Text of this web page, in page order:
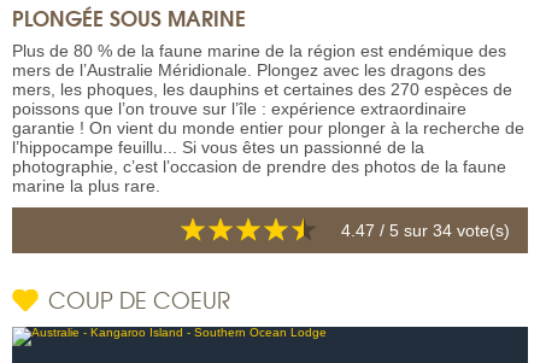
PLONGÉE SOUS MARINE
Plus de 80 % de la faune marine de la région est endémique des
mers de l’Australie Méridionale. Plongez avec les dragons des
mers, les phoques, les dauphins et certaines des 270 espèces de
poissons que l’on trouve sur l’île : expérience extraordinaire
garantie ! On vient du monde entier pour plonger à la recherche de
l’hippocampe feuillu... Si vous êtes un passionné de la
photographie, c’est l’occasion de prendre des photos de la faune
marine la plus rare.
4.47 / 5 sur 34 vote(s)
COUP DE COEUR